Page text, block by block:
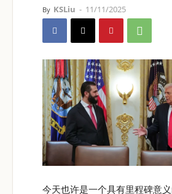
By KSLiu - 11/11/2025
今天也许是一个具有里程碑意